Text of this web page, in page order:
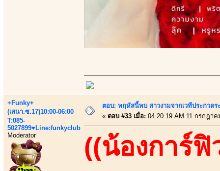
+Funky+
(เสนา.ซ.17)10:00-06:00
T:085-
5027899♥Line:funkyclub
Moderator
ตอบ: พฤหัสนี้พบ สาวงามจากเวทีประกวด
« ตอบ #33 เมื่อ: 04:20:19 AM 11 กรกฎาค
((น้องการ์ฟิ